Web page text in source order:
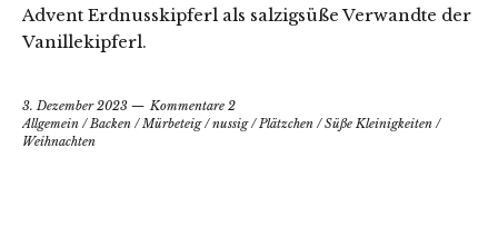
Advent Erdnusskipferl als salzigsüße Verwandte der
Vanillekipferl.
3. Dezember 2023
Kommentare 2
Allgemein /Backen /Mürbeteig/nussig/Plätzchen /Süße Kleinigkeiten /
Weihnachten